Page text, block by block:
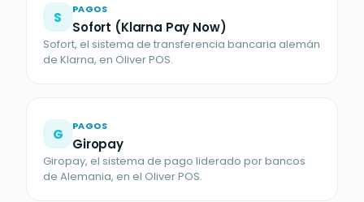
S PAGOS
Sofort (Klarna Pay Now)
Sofort, el sistema de transferencia bancaria alemán
de Klarna, en Oliver POS.
G PAGOS
Giropay
Giropay, el sistema de pago liderado por bancos
de Alemania, en el Oliver POS.